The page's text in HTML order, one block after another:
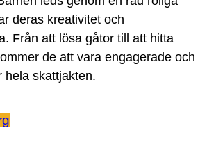
deras kreativitet och
Från att lösa gåtor till att hitta
de att vara engagerade och
hela skattjakten.